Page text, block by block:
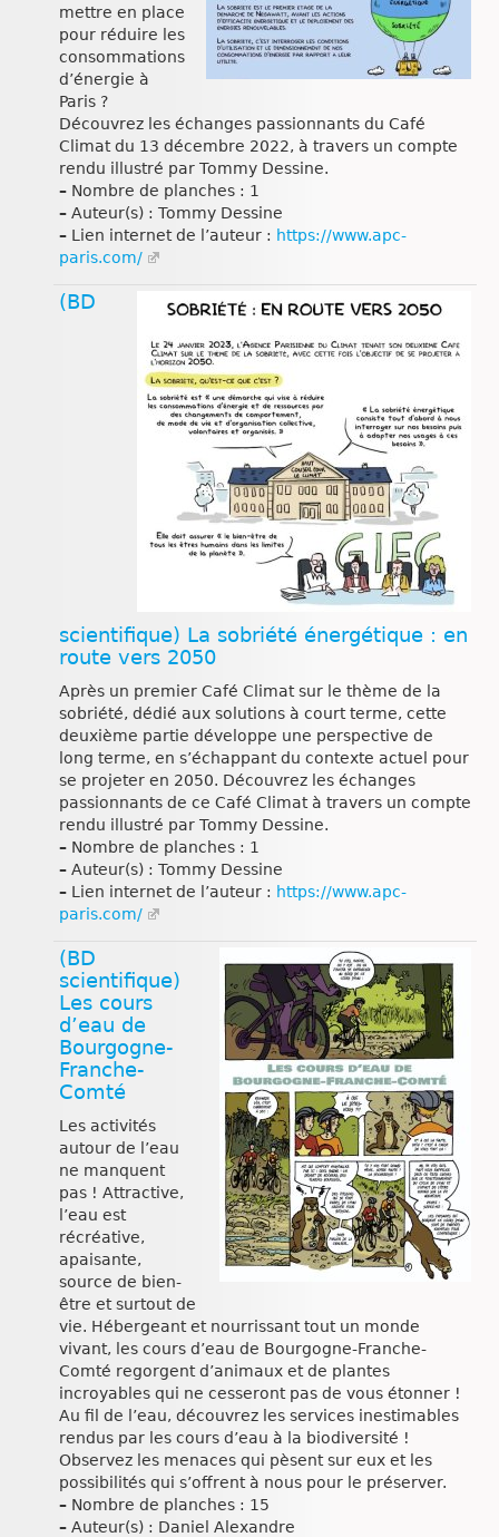
mettre en place
pour réduire les
consommations
d’énergie à
Paris ?
Découvrez les échanges passionnants du Café
Climat du 13 décembre 2022, à travers un compte
rendu illustré par Tommy Dessine.
– Nombre de planches : 1
– Auteur(s) : Tommy Dessine
– Lien internet de l’auteur : https://www.apc-
paris.com/
(BD
scientifique) La sobriété énergétique : en
route vers 2050
Après un premier Café Climat sur le thème de la
sobriété, dédié aux solutions à court terme, cette
deuxième partie développe une perspective de
long terme, en s’échappant du contexte actuel pour
se projeter en 2050. Découvrez les échanges
passionnants de ce Café Climat à travers un compte
rendu illustré par Tommy Dessine.
– Nombre de planches : 1
– Auteur(s) : Tommy Dessine
– Lien internet de l’auteur : https://www.apc-
paris.com/
(BD
scientifique)
Les cours
d’eau de
Bourgogne-
Franche-
Comté
Les activités
autour de l’eau
ne manquent
pas ! Attractive,
l’eau est
récréative,
apaisante,
source de bien-
être et surtout de
vie. Hébergeant et nourrissant tout un monde
vivant, les cours d’eau de Bourgogne-Franche-
Comté regorgent d’animaux et de plantes
incroyables qui ne cesseront pas de vous étonner !
Au fil de l’eau, découvrez les services inestimables
rendus par les cours d’eau à la biodiversité !
Observez les menaces qui pèsent sur eux et les
possibilités qui s’offrent à nous pour le préserver.
– Nombre de planches : 15
– Auteur(s) : Daniel Alexandre